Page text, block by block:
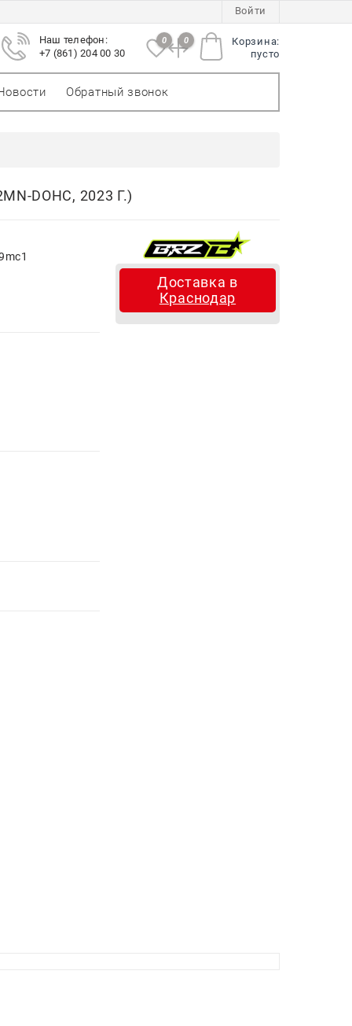
Войти
Корзина:
пусто
0 0
Наш телефон:
+7 (861) 204 00 30
Обратный звонок
DOHC, 2023 Г.)
Доставка в
Краснодар